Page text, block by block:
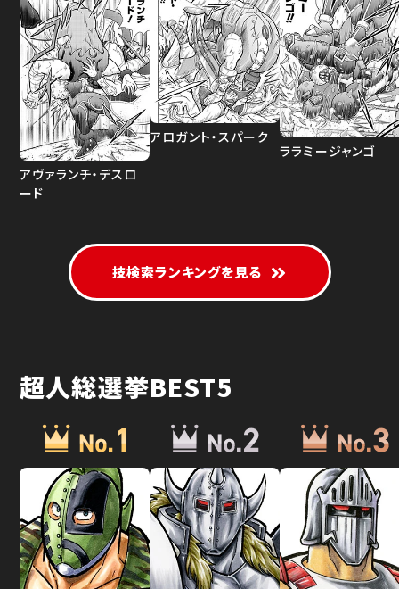
アヴァランチ・デスロ
ード
アロガント・スパーク
ララミージャンゴ
技検索ランキングを見る
超人総選挙BEST5